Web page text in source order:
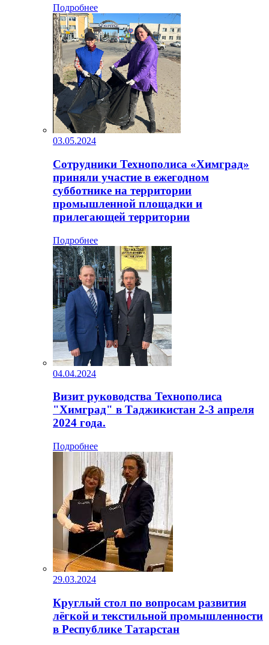
Подробнее
03.05.2024
Сотрудники Технополиса «Химград»
приняли участие в ежегодном
субботнике на территории
промышленной площадки и
прилегающей территории
Подробнее
04.04.2024
Визит руководства Технополиса
"Химград" в Таджикистан 2-3 апреля
2024 года.
Подробнее
29.03.2024
Круглый стол по вопросам развития
лёгкой и текстильной промышленности
в Республике Татарстан